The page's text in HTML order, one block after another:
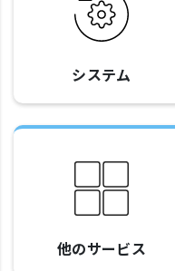
システム
他のサービス